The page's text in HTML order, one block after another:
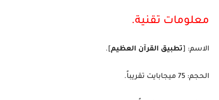
معلومات تقنية.
الاسم: [تطبيق القرآن العظيم].
الحجم: 75 ميجابايت تقريباً.